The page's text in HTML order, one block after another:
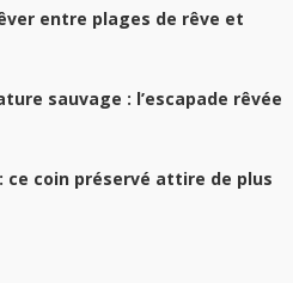
entre plages de rêve et
sauvage : l’escapade rêvée
ce coin préservé attire de plus